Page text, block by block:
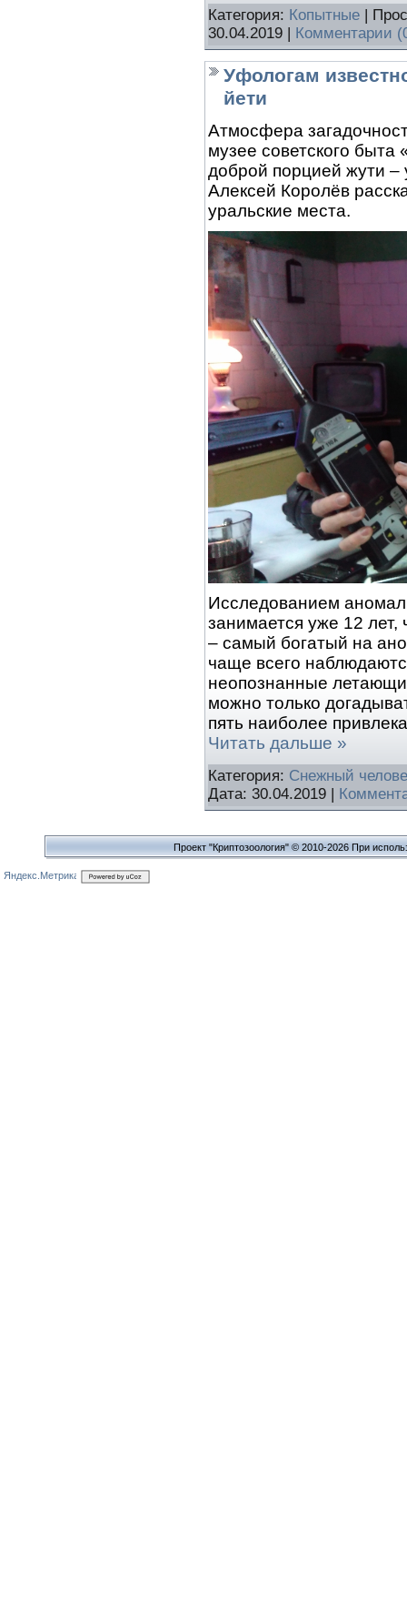
Категория: Копытные |
30.04.2019
Комментарии
Уфологам
йети
Атмосфера
музее советского
доброй порцией жути
Алексей Королёв
уральские места.
Исследованием
занимается уже 12
– самый богатый на
чаще всего
неопознанные
можно только
пять наиболее
Читать дальше »
Категория: Снежный
Дата: 30.04.2019
Проект "Криптозоология" © 2010-2026 При